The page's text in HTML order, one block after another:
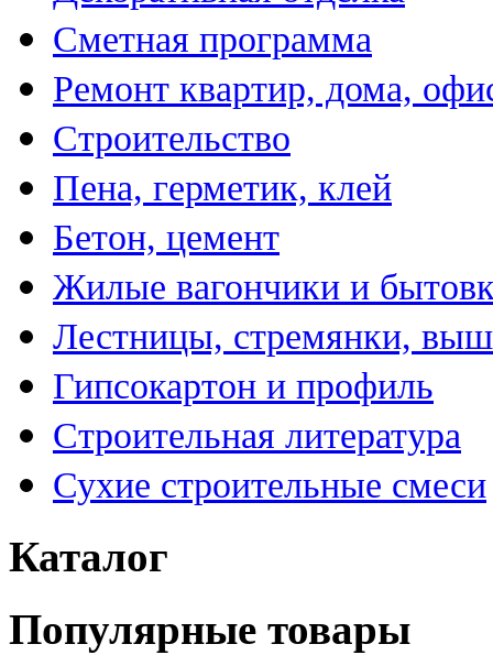
Сметная программа
Ремонт квартир, дома,
Строительство
Пена, герметик, клей
Бетон, цемент
Жилые вагончики и
Лестницы, стремянки,
Гипсокартон и профиль
Строительная литература
Сухие строительные смеси
Каталог
Популярные товары